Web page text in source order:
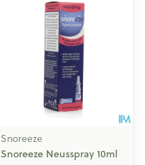
Snoreeze
Snoreeze Neusspray 10ml